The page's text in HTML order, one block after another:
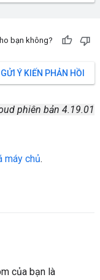
bạn không?
GỬI Ý KIẾN PHẢN HỒI
phiên bản 4.19.01
máy chủ.
của bạn là